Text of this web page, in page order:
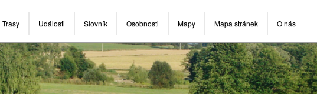
Trasy Události Slovník Osobnosti Mapy Mapa stránek O nás